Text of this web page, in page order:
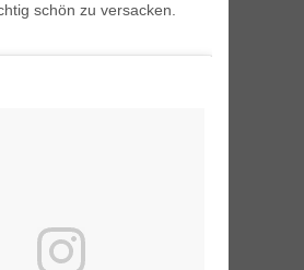
schön zu versacken.